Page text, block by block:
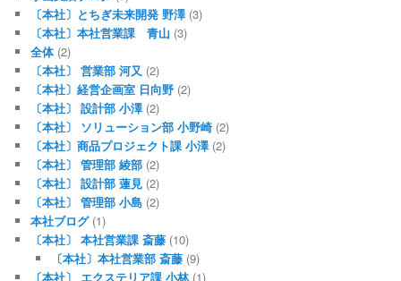
〔本社〕とちぎ未来開発 野澤(3)
〔本社〕本社営業課 青山 (3)
全体(2)
〔本社〕 営業部 河又 (2)
〔本社〕経営企画室 日向野 (2)
〔本社〕 設計部 小澤(2)
〔本社〕 ソリューション部 小野崎(2)
〔本社〕商品プロジェクト課 小澤(2)
〔本社〕 管理部 綾部 (2)
〔本社〕 設計部 蓮見 (2)
〔本社〕 管理部 小島 (2)
本社ブログ(1)
〔本社〕 本社営業課 斎藤 (10)
〔本社〕本社営業部 斎藤(9)
〔本社〕 エクステリア課 小林(1)